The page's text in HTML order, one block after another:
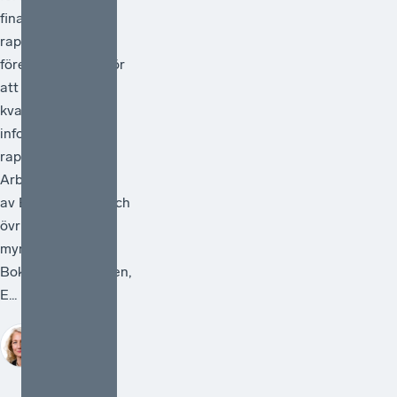
finansiella
rapportering och
föreslå åtgärder för
att förstärka
kvaliteten i den
information som
rapporteras.
Arbetet ska ledas
av Bolagsverket och
övriga deltagande
myndigheter är
Bokföringsnämnden,
E...